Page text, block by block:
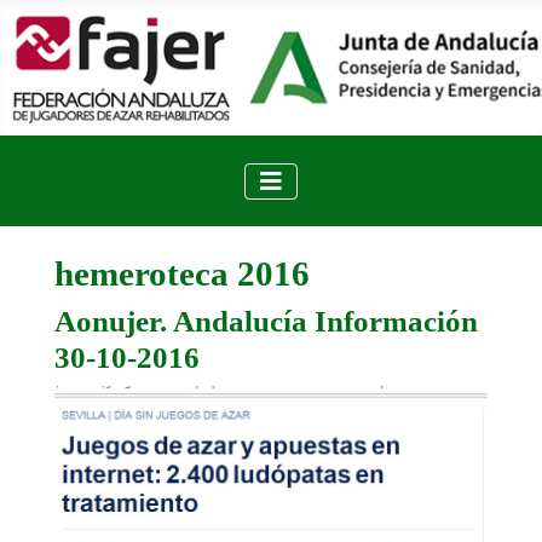
hemeroteca 2016
Aonujer. Andalucía Información
30-10-2016